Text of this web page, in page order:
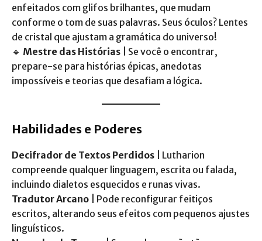
enfeitados com glifos brilhantes, que mudam
conforme o tom de suas palavras. Seus óculos? Lentes
de cristal que ajustam a gramática do universo!
🔹 Mestre das Histórias | Se você o encontrar,
prepare-se para histórias épicas, anedotas
impossíveis e teorias que desafiam a lógica.
Habilidades e Poderes
Decifrador de Textos Perdidos | Lutharion
compreende qualquer linguagem, escrita ou falada,
incluindo dialetos esquecidos e runas vivas.
Tradutor Arcano | Pode reconfigurar feitiços
escritos, alterando seus efeitos com pequenos ajustes
linguísticos.